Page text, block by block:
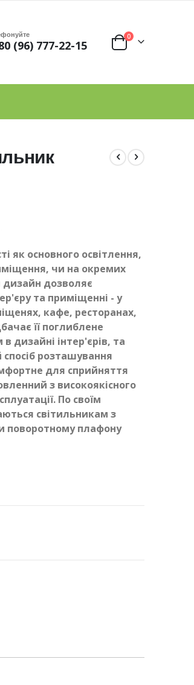
(96) 777-22-15 Cart
0елементи
як основного освітлення,
чи на окремих
дизайн дозволяє
та приміщенні - у
кафе, ресторанах,
її поглиблене
дизайні інтер'єрів, та
розташування
для сприйняття
з високоякісного
По своїм
світильникам з
плафону